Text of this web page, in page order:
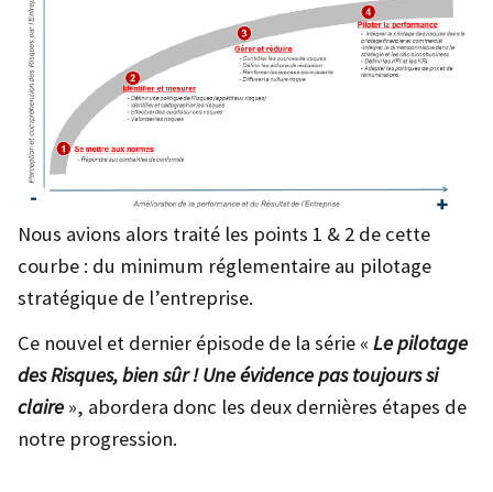
Nous avions alors traité les points 1 & 2 de cette
courbe : du minimum réglementaire au pilotage
stratégique de l’entreprise.
Ce nouvel et dernier épisode de la série « Le pilotage
des Risques, bien sûr ! Une évidence pas toujours si
claire », abordera donc les deux dernières étapes de
notre progression.